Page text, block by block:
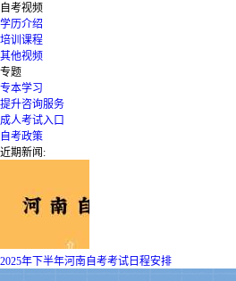
自考视频
学历介绍
培训课程
其他视频
专题
专本学习
提升咨询服务
成人考试入口
自考政策
近期新闻:
2025年下半年河南自考考试日程安排